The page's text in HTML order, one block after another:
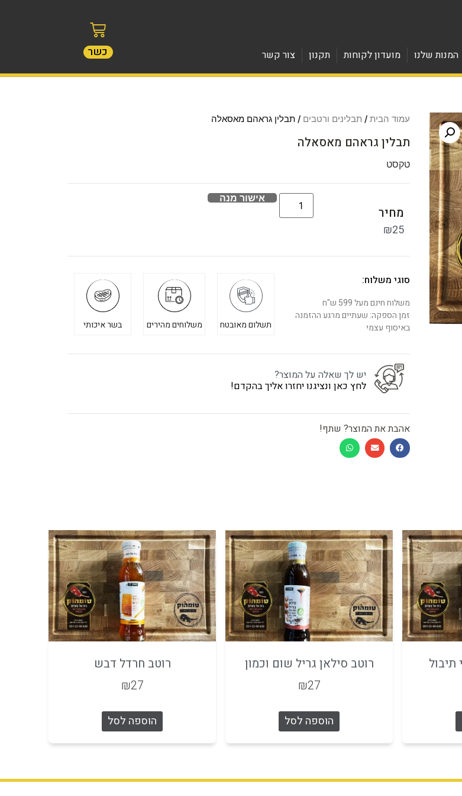
המנות שלנו מועדון לקוחות תקנון צור קשר כשר
עמוד הבית/ תבלינים ורטבים / תבלין גראהם מאסאלה
תבלין גראהם מאסאלה
טקסט
מחיר
₪25
אישור מנה
סוגי משלוח:
משלוח חינם מעל 599 ש"ח
זמן הספקה: שעתיים מרגע ההזמנה
באיסוף עצמי
תשלום מאובטח משלוחים מהירים בשר איכותי
יש לך שאלה על המוצר?
לחץ כאן ונציגנו יחזרו אליך בהקדם!
אהבת את המוצר? שתף!
תיבול
רוטב סילאן גריל שום וכמון
₪27
הוספה לסל
רוטב חרדל דבש
₪27
הוספה לסל